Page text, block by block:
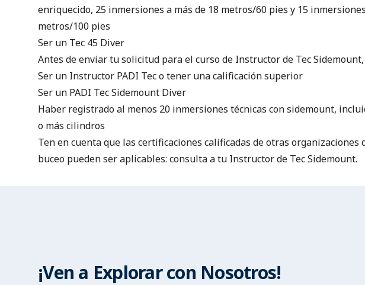
enriquecido, 25 inmersiones a más de 18 metros/60 pies y 15
metros/100 pies
Ser un Tec 45 Diver
Antes de enviar tu solicitud para el curso de Instructor de Tec
Ser un Instructor PADI Teco tener una calificación superior
Ser un PADI Tec Sidemount Diver
Haber registrado al menos 20 inmersiones técnicas con sidemount,
o más cilindros
Ten en cuenta que las certificaciones calificadas de otras organizaciones
buceo pueden ser aplicables: consulta a tu Instructor de Tec Sidemount.
¡Ven a Explorar con Nosotros!